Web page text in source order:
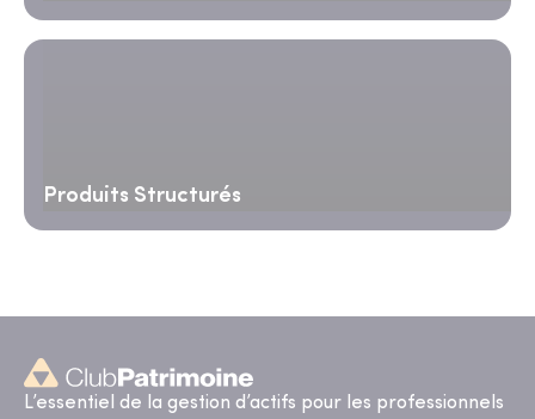
Produits Structurés
L’essentiel de la gestion d’actifs pour les professionnels